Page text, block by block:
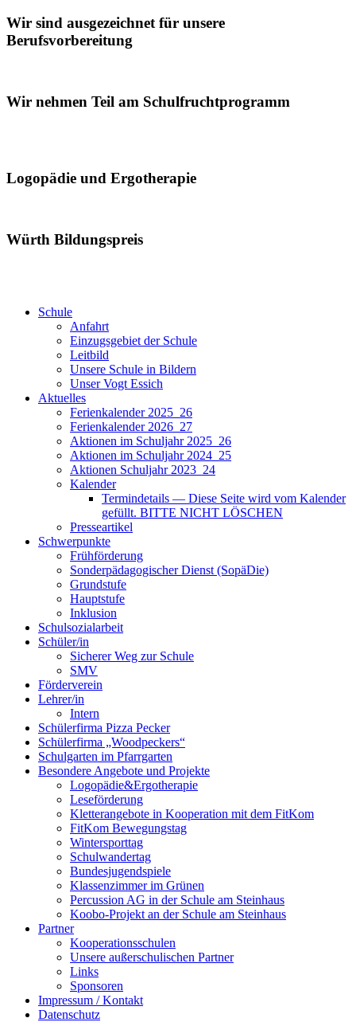
Wir sind ausgezeichnet für unsere
Berufsvorbereitung
Wir nehmen Teil am Schulfruchtprogramm
Logopädie und Ergotherapie
Würth Bildungspreis
Schule
Anfahrt
Einzugsgebiet der Schule
Leitbild
Unsere Schule in Bildern
Unser Vogt Essich
Aktuelles
Ferienkalender 2025_26
Ferienkalender 2026_27
Aktionen im Schuljahr 2025_26
Aktionen im Schuljahr 2024_25
Aktionen Schuljahr 2023_24
Kalender
Termindetails — Diese Seite wird vom Kalender
gefüllt. BITTE NICHT LÖSCHEN
Presseartikel
Schwerpunkte
Frühförderung
Sonderpädagogischer Dienst (SopäDie)
Grundstufe
Hauptstufe
Inklusion
Schulsozialarbeit
Schüler/in
Sicherer Weg zur Schule
SMV
Förderverein
Lehrer/in
Intern
Schülerfirma Pizza Pecker
Schülerfirma „Woodpeckers“
Schulgarten im Pfarrgarten
Besondere Angebote und Projekte
Logopädie&Ergotherapie
Leseförderung
Kletterangebote in Kooperation mit dem FitKom
FitKom Bewegungstag
Wintersporttag
Schulwandertag
Bundesjugendspiele
Klassenzimmer im Grünen
Percussion AG in der Schule am Steinhaus
Koobo-Projekt an der Schule am Steinhaus
Partner
Kooperationsschulen
Unsere außerschulischen Partner
Links
Sponsoren
Impressum / Kontakt
Datenschutz